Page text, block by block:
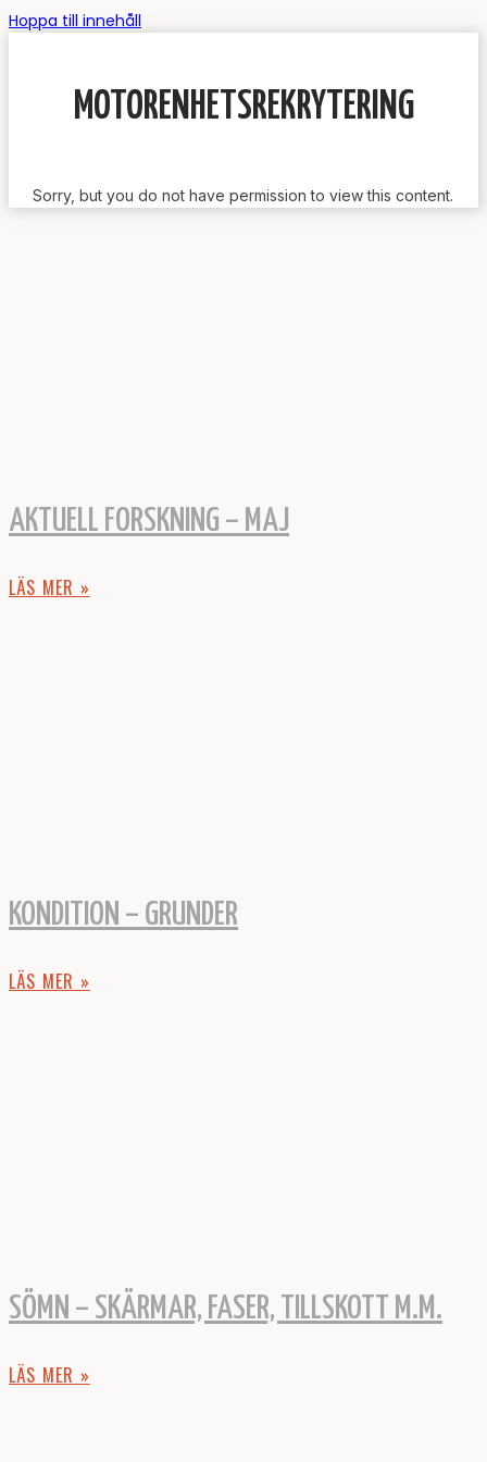
Hoppa till innehåll
MOTORENHETSREKRYTERING
Sorry, but you do not have permission to view this content.
AKTUELL FORSKNING – MAJ
LÄS MER »
KONDITION – GRUNDER
LÄS MER »
SÖMN – SKÄRMAR, FASER, TILLSKOTT M.M.
LÄS MER »